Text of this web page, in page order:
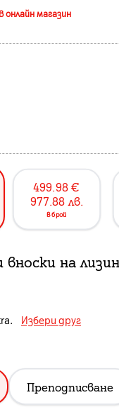
онлайн магазин
499.98 €
977.88 лв.
в брой
на
. Избери друг
Преподписване